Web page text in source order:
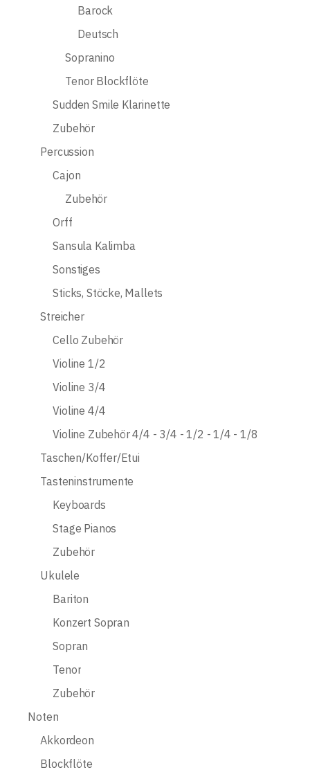
Barock
Deutsch
Sopranino
Tenor Blockflöte
Sudden Smile Klarinette
Zubehör
Percussion
Cajon
Zubehör
Orff
Sansula Kalimba
Sonstiges
Sticks, Stöcke, Mallets
Streicher
Cello Zubehör
Violine 1/2
Violine 3/4
Violine 4/4
Violine Zubehör 4/4 - 3/4 - 1/2 - 1/4 - 1/8
Taschen/Koffer/Etui
Tasteninstrumente
Keyboards
Stage Pianos
Zubehör
Ukulele
Bariton
Konzert Sopran
Sopran
Tenor
Zubehör
Noten
Akkordeon
Blockflöte